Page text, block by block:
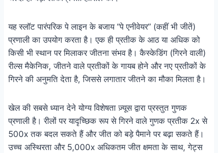
यह स्लॉट पारंपरिक पे लाइन के बजाय “पे एनीवेयर” (कहीं भी जीतें)
प्रणाली का उपयोग करता है। एक ही प्रतीक के आठ या अधिक को
किसी भी स्थान पर मिलाकर जीतना संभव है। कैस्केडिंग (गिरने वाली)
रील्स मैकेनिक, जीतने वाले प्रतीकों के गायब होने और नए प्रतीकों के
गिरने की अनुमति देता है, जिससे लगातार जीतने का मौका मिलता है।
खेल की सबसे ध्यान देने योग्य विशेषता ज़्यूस द्वारा प्रस्तुत गुणक
प्रणाली है। रीलों पर यादृच्छिक रूप से गिरने वाले गुणक प्रतीक 2x से
500x तक बदल सकते हैं और जीत को बड़े पैमाने पर बढ़ा सकते हैं।
उच्च अस्थिरता और 5,000x अधिकतम जीत क्षमता के साथ, गेट्स